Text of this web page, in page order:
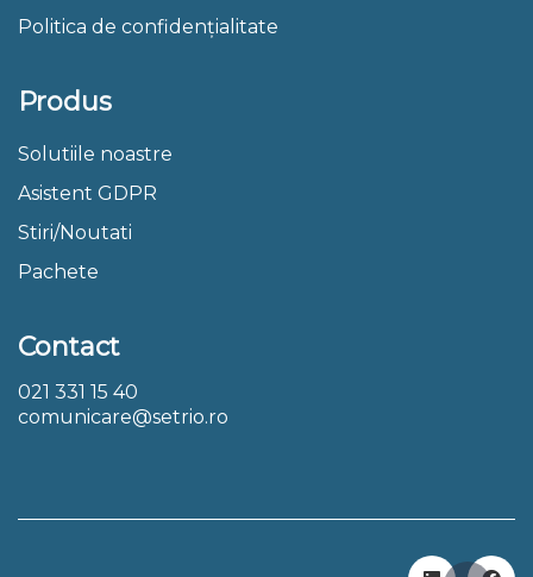
Politica de confidențialitate
Produs
Solutiile noastre
Asistent GDPR
Stiri/Noutati
Pachete
Contact
021 331 15 40
comunicare@setrio.ro